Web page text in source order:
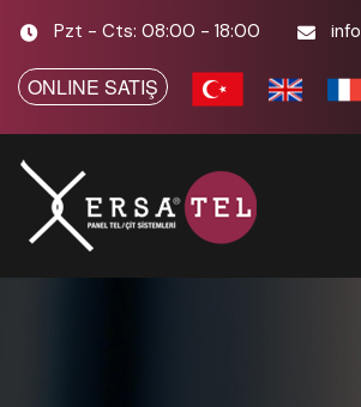
Pzt - Cts: 08:00 - 18:00
ONLINE SATIŞ